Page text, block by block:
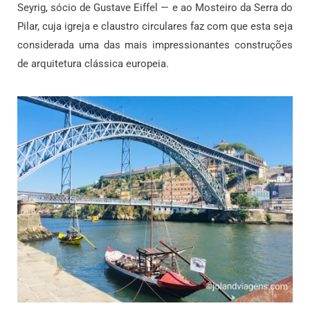
Seyrig, sócio de Gustave Eiffel — e ao Mosteiro da Serra do
Pilar, cuja igreja e claustro circulares faz com que esta seja
considerada uma das mais impressionantes construções
de arquitetura clássica europeia.